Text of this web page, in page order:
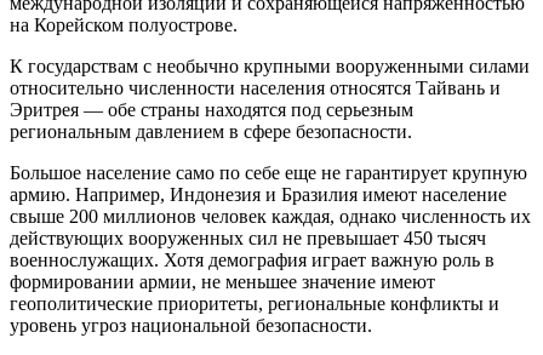
на Корейском полуострове.
К государствам с необычно крупными вооруженными силами
относительно численности населения относятся Тайвань и
Эритрея — обе страны находятся под серьезным
региональным давлением в сфере безопасности.
Большое население само по себе еще не гарантирует крупную
армию. Например, Индонезия и Бразилия имеют население
свыше 200 миллионов человек каждая, однако численность их
действующих вооруженных сил не превышает 450 тысяч
военнослужащих. Хотя демография играет важную роль в
формировании армии, не меньшее значение имеют
геополитические приоритеты, региональные конфликты и
уровень угроз национальной безопасности.